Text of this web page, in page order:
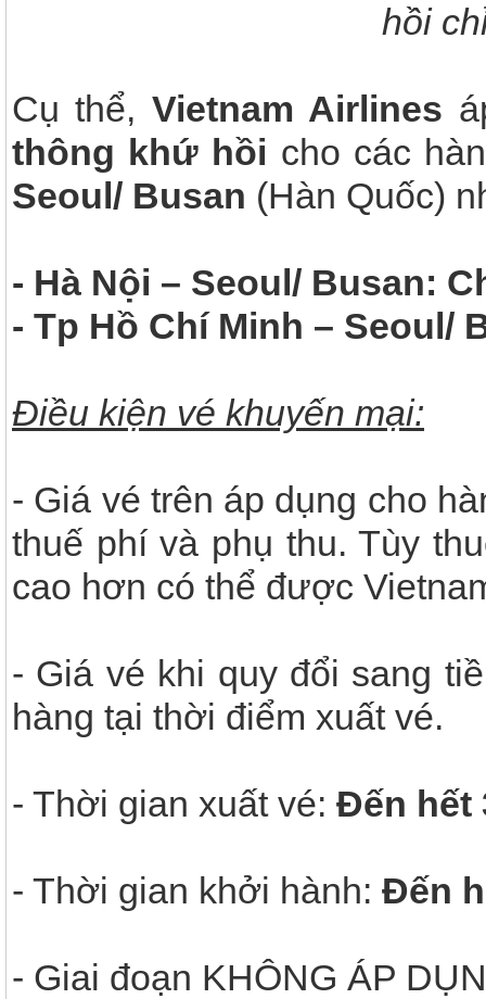
hồi
Cụ thể, Vietnam Airlines
thông khứ hồi cho các
Seoul/ Busan (Hàn Quốc)
- Hà Nội – Seoul/ Busan:
- Tp Hồ Chí Minh – Seoul/
Điều kiện vé khuyến mại:
- Giá vé trên áp dụng cho
thuế phí và phụ thu. Tùy
cao hơn có thể được
- Giá vé khi quy đổi sang
hàng tại thời điểm xuất vé.
- Thời gian xuất vé: Đến hết
- Thời gian khởi hành: Đến
- Giai đoạn KHÔNG ÁP